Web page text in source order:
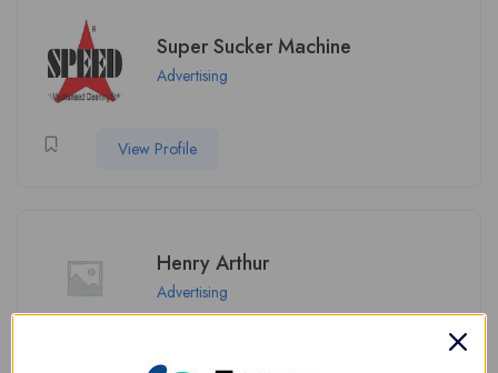
Super Sucker Machine
Advertising
View Profile
Henry Arthur
Advertising
View Profile